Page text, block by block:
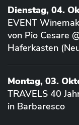
Dienstag, 04.
EVENT
von Pio Cesare
Haferkasten
Montag, 03.
TRAVELS 40
in Barbaresco